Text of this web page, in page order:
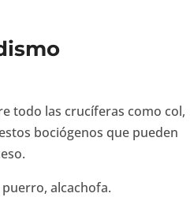
todo las crucíferas como col,
bociógenos que pueden
alcachofa.